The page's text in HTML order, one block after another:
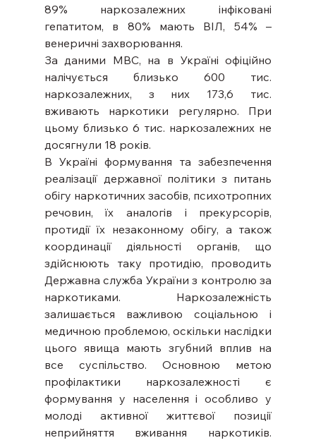
89% наркозалежних інфіковані
гепатитом, в 80% мають ВІЛ, 54% –
венеричні захворювання.
За даними МВС, на в Україні офіційно
налічується близько 600 тис.
наркозалежних, з них 173,6 тис.
вживають наркотики регулярно. При
цьому близько 6 тис. наркозалежних не
досягнули 18 років.
В Україні формування та забезпечення
реалізації державної політики з питань
обігу наркотичних засобів, психотропних
речовин, їх аналогів і прекурсорів,
протидії їх незаконному обігу, а також
координації діяльності органів, що
здійснюють таку протидію, проводить
Державна служба України з контролю за
наркотиками. Наркозалежність
залишається важливою соціальною і
медичною проблемою, оскільки наслідки
цього явища мають згубний вплив на
все суспільство. Основною метою
профілактики наркозалежності є
формування у населення і особливо у
молоді активної життєвої позиції
неприйняття вживання наркотиків.